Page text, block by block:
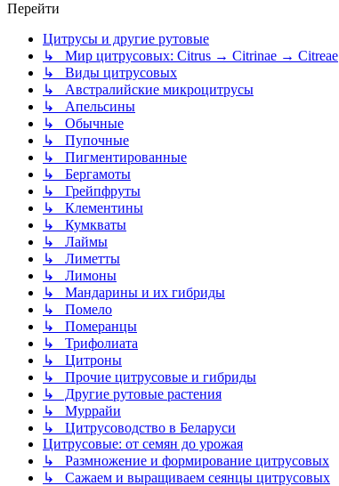
Перейти
Цитрусы и другие рутовые
↳ Мир цитрусовых: Citrus → Citrinae → Citreae
↳ Виды цитрусовых
↳ Австралийские микроцитрусы
↳ Апельсины
↳ Обычные
↳ Пупочные
↳ Пигментированные
↳ Бергамоты
↳ Грейпфруты
↳ Клементины
↳ Кумкваты
↳ Лаймы
↳ Лиметты
↳ Лимоны
↳ Мандарины и их гибриды
↳ Помело
↳ Померанцы
↳ Трифолиата
↳ Цитроны
↳ Прочие цитрусовые и гибриды
↳ Другие рутовые растения
↳ Муррайи
↳ Цитрусоводство в Беларуси
Цитрусовые: от семян до урожая
↳ Размножение и формирование цитрусовых
↳ Сажаем и выращиваем сеянцы цитрусовых